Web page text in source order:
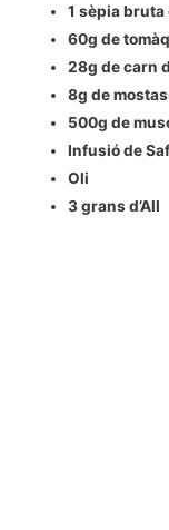
1 sèpia bruta
60g de
28g de carn
8g de
500g de
Infusió de
Oli
3 grans d’All